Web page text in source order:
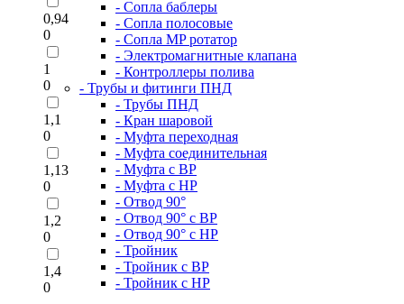
0,94
0
1
0
1,1
0
1,13
0
1,2
0
1,4
0
- Сопла баблеры
- Сопла полосовые
- Сопла MP ротатор
- Электромагнитные клапана
- Контроллеры полива
- Трубы и фитинги ПНД
- Трубы ПНД
- Кран шаровой
- Муфта переходная
- Муфта соединительная
- Муфта с ВР
- Муфта с НР
- Отвод 90°
- Отвод 90° с ВР
- Отвод 90° с НР
- Тройник
- Тройник с ВР
- Тройник с НР